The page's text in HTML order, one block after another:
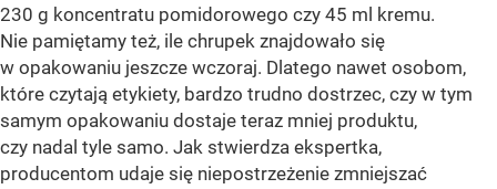
230 g koncentratu pomidorowego czy 45 ml kremu.
Nie pamiętamy też, ile chrupek znajdowało się
w opakowaniu jeszcze wczoraj. Dlatego nawet osobom,
które czytają etykiety, bardzo trudno dostrzec, czy w tym
samym opakowaniu dostaje teraz mniej produktu,
czy nadal tyle samo. Jak stwierdza ekspertka,
producentom udaje się niepostrzeżenie zmniejszać